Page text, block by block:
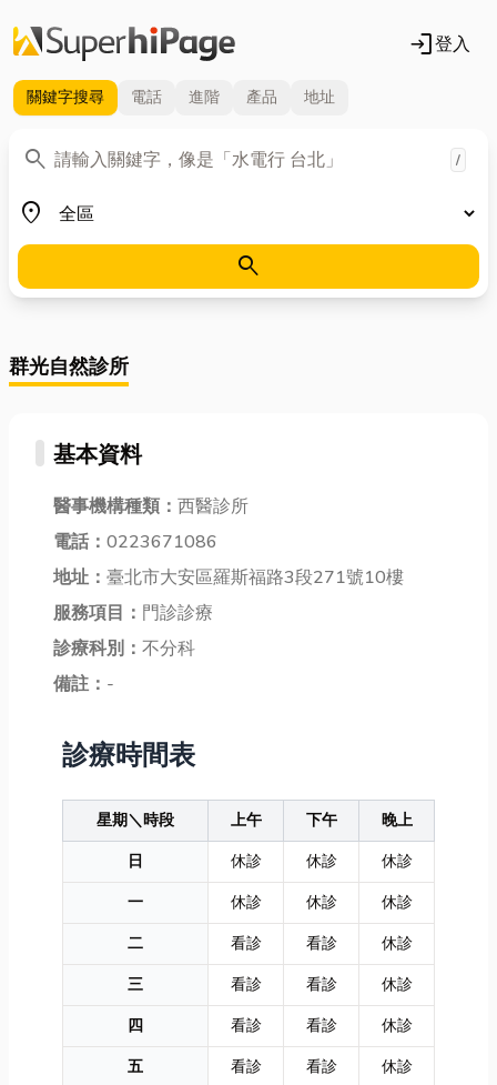
login登入
關鍵字搜尋 電話 進階 產品 地址
search
關鍵字 /
place
地區
search
群光自然診所
基本資料
醫事機構種類： 西醫診所
電話： 0223671086
地址： 臺北市大安區羅斯福路3段271號10樓
服務項目： 門診診療
診療科別： 不分科
備註： -
診療時間表
星期＼時段 上午 下午
晚上
日
休診 休診
休診
一
休診 休診
休診
二
看診 看診
休診
三
看診 看診
休診
四
看診 看診
休診
五
看診 看診
休診